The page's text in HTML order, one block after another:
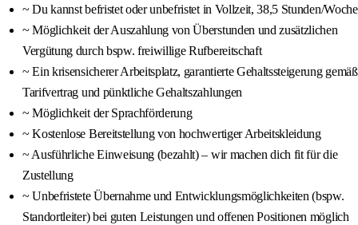
~ Du kannst befristet oder unbefristet in Vollzeit, 38,5 Stunden/Woche
~ Möglichkeit der Auszahlung von Überstunden und zusätzlichen
Vergütung durch bspw. freiwillige Rufbereitschaft
~ Ein krisensicherer Arbeitsplatz, garantierte Gehaltssteigerung gemäß
Tarifvertrag und pünktliche Gehaltszahlungen
~ Möglichkeit der Sprachförderung
~ Kostenlose Bereitstellung von hochwertiger Arbeitskleidung
~ Ausführliche Einweisung (bezahlt) – wir machen dich fit für die
Zustellung
~ Unbefristete Übernahme und Entwicklungsmöglichkeiten (bspw.
Standortleiter) bei guten Leistungen und offenen Positionen möglich